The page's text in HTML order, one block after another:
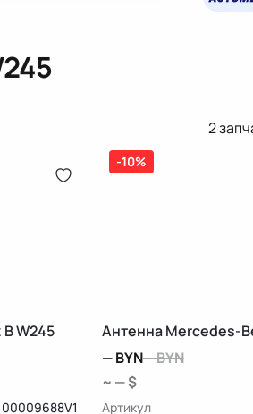
2
W245
00009688V1
-10%
Антенна Mercedes-
—BYN—BYN
~ — $
Артикул